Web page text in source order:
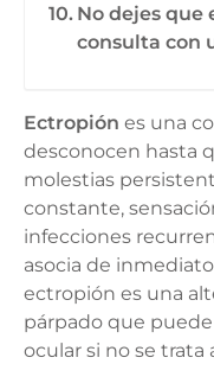
No dejes que
consulta con
Ectropión es una
desconocen hasta
molestias
constante,
infecciones
asocia de
ectropión es una
párpado que
ocular si no se trata